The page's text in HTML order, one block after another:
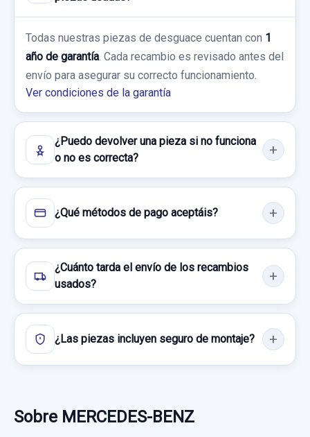
CERRADURA PUERTA TRASERA DERECHA
A2047302835 4 PIN
CERRADURA PUERTA TRASERA DERECHA...
usado.
MERCEDES-BENZ CLASE CLA (W117) CLA
220 CDI (117.303)
Garantía 1 año
Ref:634819 OEM:A2047302835
7,43 €
Sin IVA, gastos de envío no incluidos.
Consultar por whatsapp
MANGUETA TRASERA IZQUIERDA
MERCEDES-BENZ CLASE CLA (W117) CLA
220 CDI (117.303)
180,00 €
Sin IVA, gastos de envío no incluidos.
Consultar por whatsapp
MOTOR ELEVALUNAS TRASERO DERECHO
A2078200542 934532100 6 PINS
DERECHO... usado.
Ref:800376 OEM:A1176900150
126,44 €
Sin IVA, gastos de envío no incluidos.
FRENO DE MANO ELECTRICO A2469050451
ELECTRICO PULSADOR
FRENO DE MANO ELECTRICO
A2469050451... usado.
MERCEDES-BENZ CLASE CLA (W117) CLA
220 CDI (117.303)
Ref:
12,39 €
Todas nuestras piezas de desguace cuentan con 1
año de garantía . Cada recambio es revisado antes del
envío para asegurar su correcto funcionamiento.
Ver condiciones de la garantía
¿Puedo devolver una pieza si no funciona
o no es correcta?
¿Qué métodos de pago aceptáis?
¿Cuánto tarda el envío de los recambios
usados?
¿Las piezas incluyen seguro de montaje?
Sobre MERCEDES-BENZ